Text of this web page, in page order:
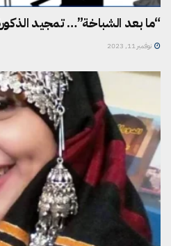
“ما بعد الشباخة”… تمجيد
نوفمبر 11, 2023